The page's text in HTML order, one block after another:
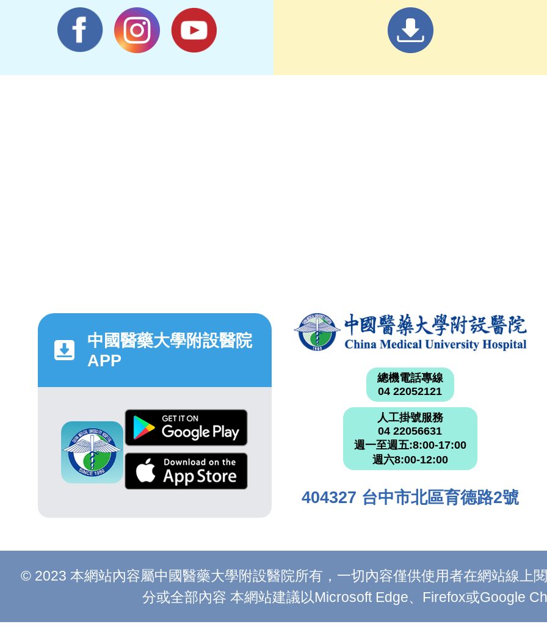
中國醫藥大學附設醫院
APP
總機電話專線
04 22052121
人工掛號服務
04 22056631
週一至週五:8:00-17:00
週六8:00-12:00
404327 台中市北區育德路2號
© 2023 本網站內容屬中國醫藥大學附設醫院所有，一切內容僅供使用者在網站線上
分或全部內容 本網站建議以Microsoft Edge、Firefox或Google